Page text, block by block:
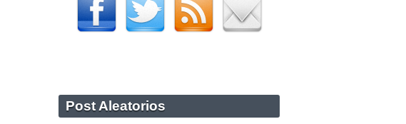
Post Aleatorios